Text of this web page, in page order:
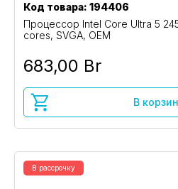
Код товара: 194406
Процессор Intel Core Ultra 5
cores, SVGA, OEM
683,00 Br
В
В рассрочку